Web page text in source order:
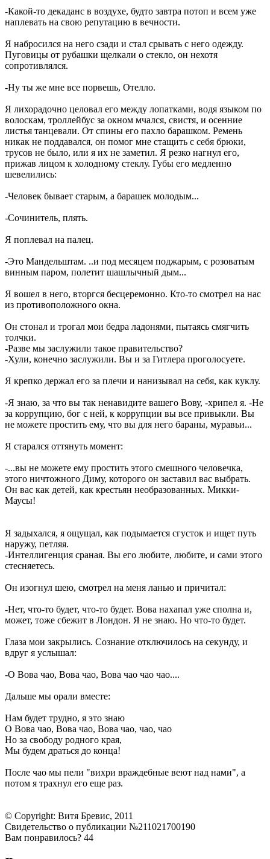
-Какой-то декаданс в воздухе, будто завтра потоп и всем уже
наплевать на свою репутацию в вечности.
Я набросился на него сзади и стал срывать с него одежду.
Пуговицы от рубашки щелкали о стекло, он нехотя
сопротивлялся.
-Ну ты же мне все порвешь, Отелло.
Я лихорадочно целовал его между лопатками, водя языком по
волоскам, троллейбус за окном мчался, свистя, и осенние
листья танцевали. От спины его пахло барашком. Ремень
никак не поддавался, он помог мне стащить с себя брюки,
трусов не было, или я их не заметил. Я резко нагнул его,
прижав лицом к холодному стеклу. Губы его медленно
шевелились:
-Человек бывает старым, а барашек молодым...
-Сочинитель, плять.
Я поплевал на палец.
-Это Мандельштам. ..и под месяцем поджарым, с розоватым
винным паром, полетит шашлычный дым...
Я вошел в него, вторгся бесцеремонно. Кто-то смотрел на нас
из противоположного окна.
Он стонал и трогал мои бедра ладонями, пытаясь смягчить
толчки.
-Разве мы заслужили такое правительство?
-Хули, конечно заслужили. Вы и за Гитлера проголосуете.
Я крепко держал его за плечи и нанизывал на себя, как куклу.
-Я знаю, за что вы так ненавидите вашего Вову, -хрипел я. -Не
за коррупцию, бог с ней, к коррупции вы все привыкли. Вы
не можете простить ему, что вы для него бараны, муравьи...
Я старался оттянуть момент:
-...вы не можете ему простить этого смешного человечка,
этого ничтожного Диму, которого он заставил вас выбрать.
Он вас как детей, как крестьян необразованных. Микки-
Маусы!
Я задыхался, я ощущал, как подымается сгусток и ищет путь
наружу, петляя.
-Интеллигенция сраная. Вы его любите, любите, и сами этого
стесняетесь.
Он изогнул шею, смотрел на меня ланью и причитал:
-Нет, что-то будет, что-то будет. Вова нахапал уже сполна и,
может, тоже сбежит в Лондон. Я не знаю. Но что-то будет.
Глаза мои закрылись. Сознание отключилось на секунду, и
вдруг я услышал:
-О Вова чао, Вова чао, Вова чао чао чао....
Дальше мы орали вместе:
Нам будет трудно, я это знаю
О Вова чао, Вова чао, Вова чао, чао, чао
Но за свободу родного края,
Мы будем драться до конца!
После чао мы пели "вихри враждебные веют над нами", а
потом я трахнул его еще раз.
© Copyright: Витя Бревис, 2011
Свидетельство о публикации №211021700190
Вам понравилось? 44